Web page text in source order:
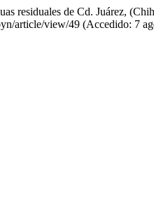
residuales de Cd. Juárez,
article/view/49 (Accedido: 7